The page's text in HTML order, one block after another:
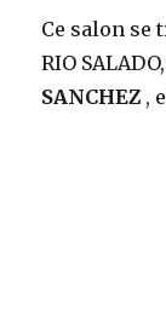
Ce salon se
RIO
SANCHEZ ,